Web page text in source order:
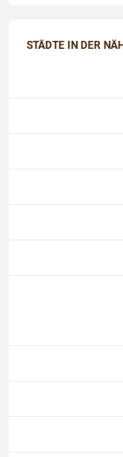
STÄDTE IN DER